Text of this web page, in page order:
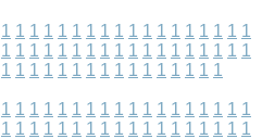
1 1 1 1 1 1 1 1 1 1 1 1 1 1 1 1 1 1
1 1 1 1 1 1 1 1 1 1 1 1 1 1 1 1 1 1
1 1 1 1 1 1 1 1 1 1 1 1 1 1 1 1
1 1 1 1 1 1 1 1 1 1 1 1 1 1 1 1 1 1
1 1 1 1 1 1 1 1 1 1 1 1 1 1 1 1 1 1